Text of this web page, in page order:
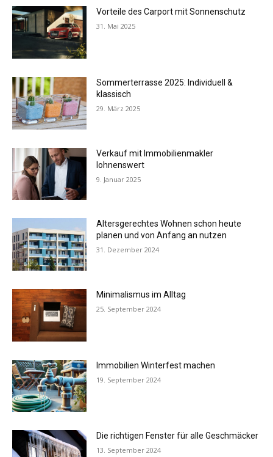
Vorteile des Carport mit Sonnenschutz
31. Mai 2025
Sommerterrasse 2025: Individuell &
klassisch
29. März 2025
Verkauf mit Immobilienmakler
lohnenswert
9. Januar 2025
Altersgerechtes Wohnen schon heute
planen und von Anfang an nutzen
31. Dezember 2024
Minimalismus im Alltag
25. September 2024
Immobilien Winterfest machen
19. September 2024
Die richtigen Fenster für alle Geschmäcker
13. September 2024